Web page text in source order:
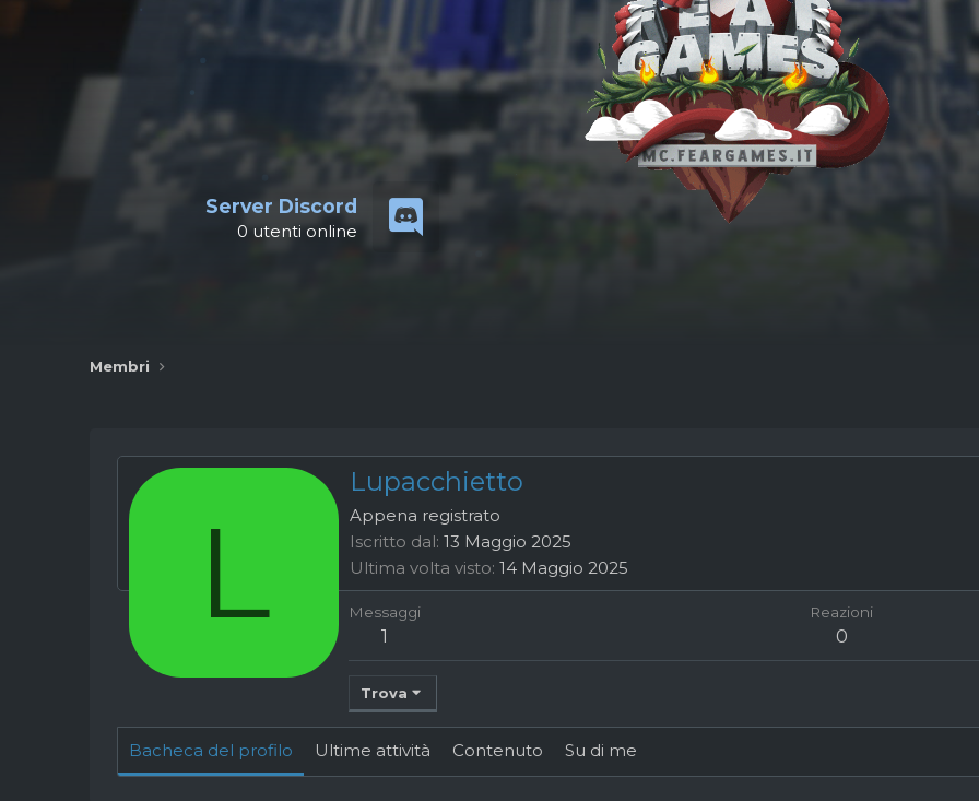
Server Discord
0 utenti online
Membri
L
Lupacchietto
Appena registrato
Iscritto dal 13 Maggio 2025
Ultima volta visto 14 Maggio 2025
Messaggi
1
Reazioni
0
Trova
Bacheca del profilo Ultime attività Contenuto Su di me